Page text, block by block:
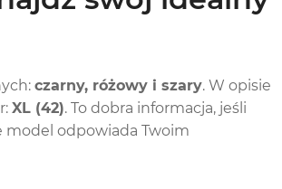
czarny, różowy i szary. W opisie
XL (42). To dobra informacja, jeśli
model odpowiada Twoim